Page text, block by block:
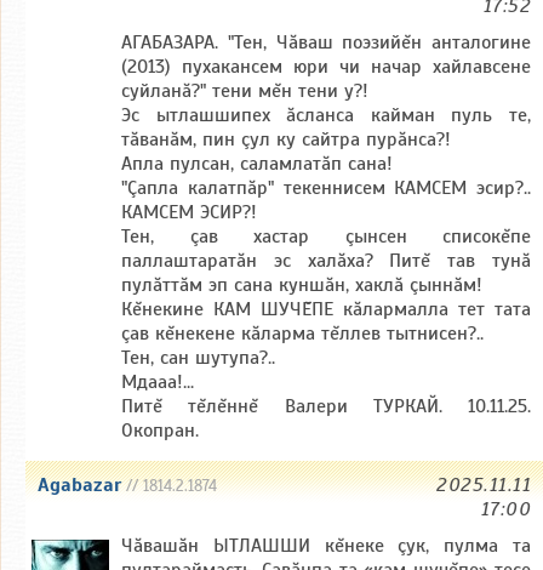
17:52
АГАБАЗАРА. "Тен, Чăваш поэзийĕн анталогине
(2013) пухакансем юри чи начар хайлавсене
суйланă?" тени мĕн тени у?!
Эс ытлашшипех ăсланса кайман пуль те,
тăванăм, пин çул ку сайтра пурăнса?!
Апла пулсан, саламлатăп сана!
"Çапла калатпăр" текеннисем КАМСЕМ эсир?..
КАМСЕМ ЭСИР?!
Тен, çав хастар çынсен списокĕпе
паллаштаратăн эс халăха? Питĕ тав тунă
пулăттăм эп сана куншăн, хаклă çыннăм!
Кĕнекине КАМ ШУЧĔПЕ кăлармалла тет тата
çав кĕнекене кăларма тĕллев тытнисен?..
Тен, сан шутупа?..
Мдааа!...
Питĕ тĕлĕннĕ Валери ТУРКАЙ. 10.11.25.
Окопран.
Agabazar// 1814.2.1874
2025.11.11
17:00
Чăвашăн ЫТЛАШШИ кĕнеке çук, пулма та